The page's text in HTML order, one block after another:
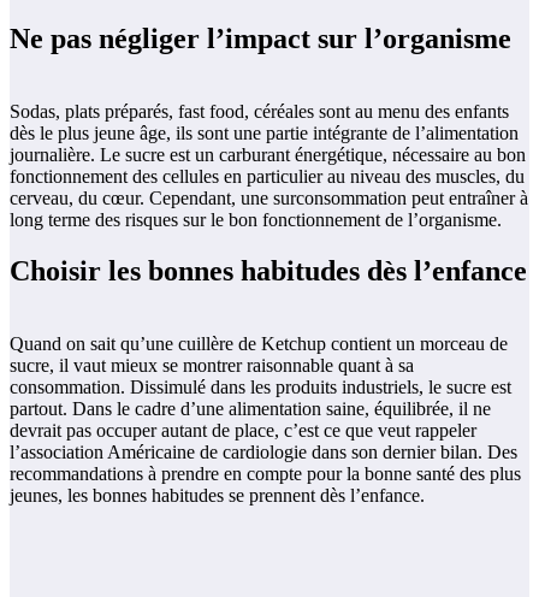
Ne pas négliger l’impact sur l’organisme
Sodas, plats préparés, fast food, céréales sont au menu des enfants
dès le plus jeune âge, ils sont une partie intégrante de l’alimentation
journalière. Le sucre est un carburant énergétique, nécessaire au bon
fonctionnement des cellules en particulier au niveau des muscles, du
cerveau, du cœur. Cependant, une surconsommation peut entraîner à
long terme des risques sur le bon fonctionnement de l’organisme.
Choisir les bonnes habitudes dès l’enfance
Quand on sait qu’une cuillère de Ketchup contient un morceau de
sucre, il vaut mieux se montrer raisonnable quant à sa
consommation. Dissimulé dans les produits industriels, le sucre est
partout. Dans le cadre d’une alimentation saine, équilibrée, il ne
devrait pas occuper autant de place, c’est ce que veut rappeler
l’association Américaine de cardiologie dans son dernier bilan. Des
recommandations à prendre en compte pour la bonne santé des plus
jeunes, les bonnes habitudes se prennent dès l’enfance.